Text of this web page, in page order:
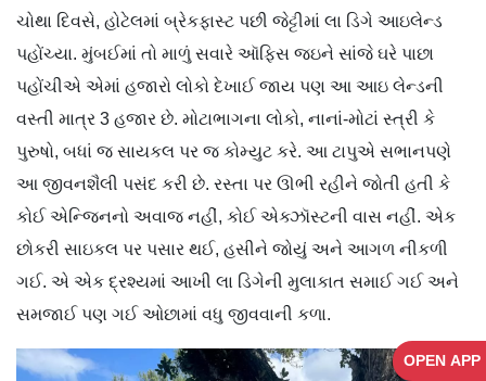
OPEN APP
ચોથા દિવસે, હોટેલમાં બ્રેકફાસ્ટ પછી જેટ્ટીમાં લા ડિગે આઇલેન્ડ
પહોંચ્યા. મુંબઈમાં તો માળું સવારે ઑફિસ જઇને સાંજે ઘરે પાછા
પહોંચીએ એમાં હજારો લોકો દેખાઈ જાય પણ આ આઇ લેન્ડની
વસ્તી માત્ર 3 હજાર છે. મોટાભાગના લોકો, નાનાં-મોટાં સ્ત્રી કે
પુરુષો, બધાં જ સાયકલ પર જ કોમ્યુટ કરે. આ ટાપુએ સભાનપણે
આ જીવનશૈલી પસંદ કરી છે. રસ્તા પર ઊભી રહીને જોતી હતી કે
કોઈ એન્જિનનો અવાજ નહીં, કોઈ એક્ઝૉસ્ટની વાસ નહીં. એક
છોકરી સાઇકલ પર પસાર થઈ, હસીને જોયું અને આગળ નીકળી
ગઈ. એ એક દ્રશ્યમાં આખી લા ડિગેની મુલાકાત સમાઈ ગઈ અને
સમજાઈ પણ ગઈ ઓછામાં વધુ જીવવાની કળા.